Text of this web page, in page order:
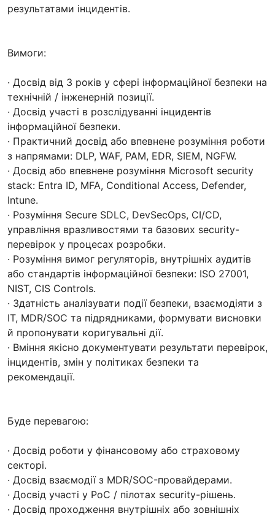
результатами інцидентів.
Вимоги:
· Досвід від 3 років у сфері інформаційної безпеки на
технічній / інженерній позиції.
· Досвід участі в розслідуванні інцидентів
інформаційної безпеки.
· Практичний досвід або впевнене розуміння роботи
з напрямами: DLP, WAF, PAM, EDR, SIEM, NGFW.
· Досвід або впевнене розуміння Microsoft security
stack: Entra ID, MFA, Conditional Access, Defender,
Intune.
· Розуміння Secure SDLC, DevSecOps, CI/CD,
управління вразливостями та базових security-
перевірок у процесах розробки.
· Розуміння вимог регуляторів, внутрішніх аудитів
або стандартів інформаційної безпеки: ISO 27001,
NIST, CIS Controls.
· Здатність аналізувати події безпеки, взаємодіяти з
ІТ, MDR/SOC та підрядниками, формувати висновки
й пропонувати коригувальні дії.
· Вміння якісно документувати результати перевірок,
інцидентів, змін у політиках безпеки та
рекомендації.
Буде перевагою:
· Досвід роботи у фінансовому або страховому
секторі.
· Досвід взаємодії з MDR/SOC-провайдерами.
· Досвід участі у PoC / пілотах security-рішень.
· Досвід проходження внутрішніх або зовнішніх